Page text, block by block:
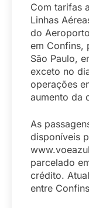
Com tarifas
Linhas
do
em Confins,
São Paulo,
exceto no
operações
aumento da
As
disponíveis
parcelado
crédito.
entre